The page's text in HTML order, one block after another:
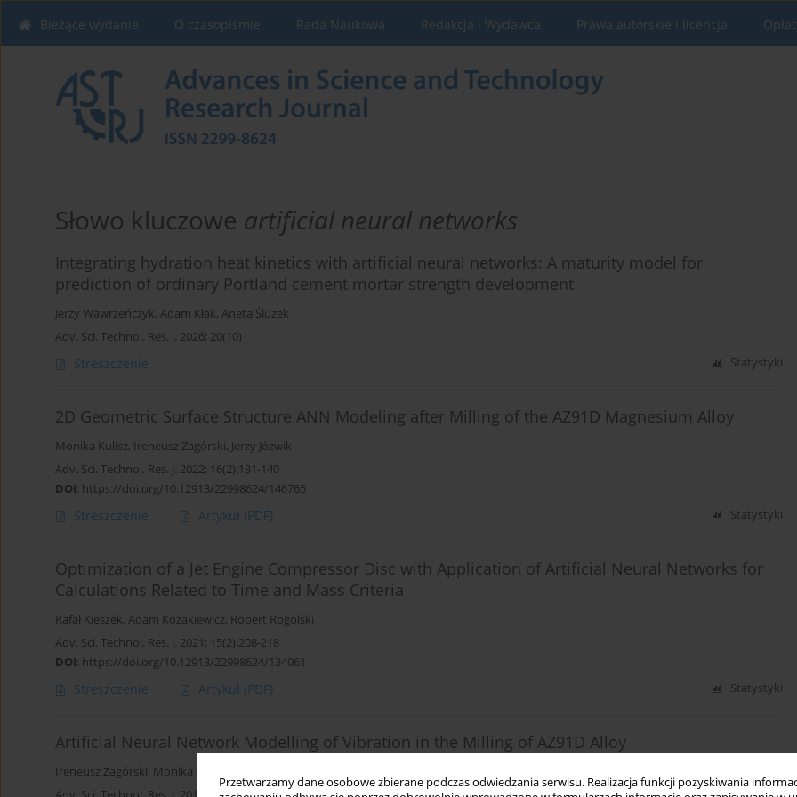
Przetwarzamy dane osobowe zbierane podczas odwiedzania serwisu. Realizacja funkcji pozyskiwania
Bieżące wydanie O czasopiśmie Rada Naukowa Redakcja i Wydawca Prawa autorskie i licencja
Słowo kluczowe artificial neural networks
Integrating hydration heat kinetics with artificial neural networks: A maturity model for
prediction of ordinary Portland cement mortar strength development
Jerzy Wawrzeńczyk, Adam Kłak, Aneta Śluzek
Adv. Sci. Technol. Res. J. 2026; 20(10)
Streszczenie Statystyki
2D Geometric Surface Structure ANN Modeling after Milling of the AZ91D Magnesium Alloy
Monika Kulisz, Ireneusz Zagórski, Jerzy Józwik
Adv. Sci. Technol. Res. J. 2022; 16(2):131-140
DOI: https://doi.org/10.12913/22998624/146765
Streszczenie Artykuł (PDF) Statystyki
Optimization of a Jet Engine Compressor Disc with Application of Artificial Neural Networks for
Calculations Related to Time and Mass Criteria
Rafał Kieszek, Adam Kozakiewicz, Robert Rogólski
Adv. Sci. Technol. Res. J. 2021; 15(2):208-218
DOI: https://doi.org/10.12913/22998624/134061
Streszczenie Artykuł (PDF) Statystyki
Artificial Neural Network Modelling of Vibration in the Milling of AZ91D Alloy
Ireneusz Zagórski, Monika Kulisz